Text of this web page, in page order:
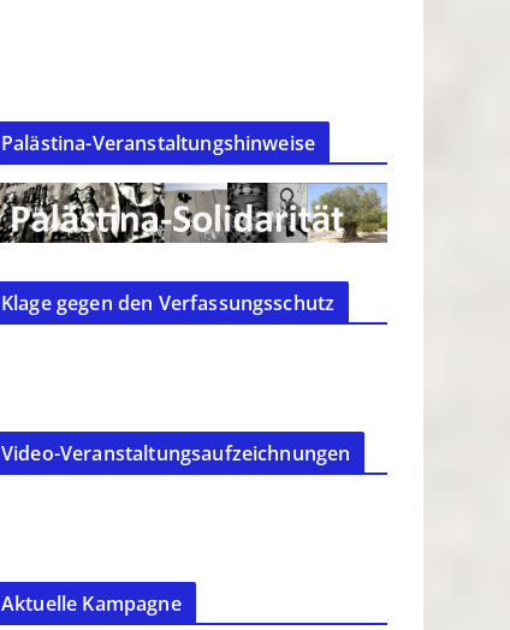
Palästina-Veranstaltungshinweise
Klage gegen den Verfassungsschutz
Video-Veranstaltungsaufzeichnungen
Aktuelle Kampagne